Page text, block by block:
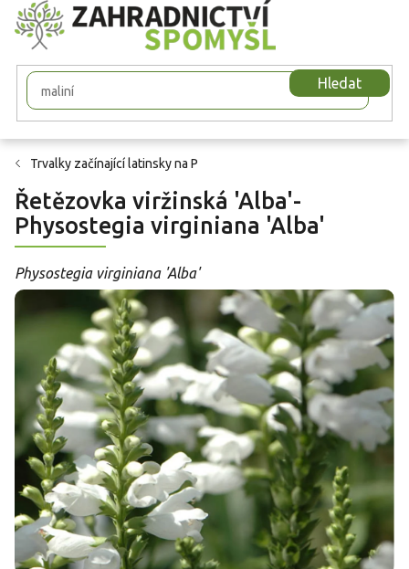
Přejít
na
obsah
Hledat
Trvalky začínající latinsky na P
Řetězovka viržinská 'Alba'-
Physostegia virginiana 'Alba'
Physostegia virginiana 'Alba'